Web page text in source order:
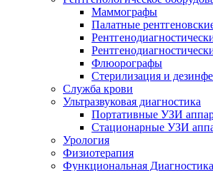
Маммографы
Палатные
Флюорографы
Стерилизация и
Служба крови
Ультразвуковая диагностика
Портативные УЗИ
Стационарные УЗИ
Урология
Физиотерапия
Функциональная Диагностика